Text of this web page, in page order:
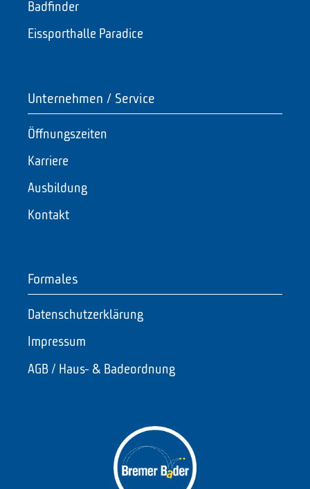
Badfinder
Eissporthalle Paradice
Unternehmen / Service
Öffnungszeiten
Karriere
Ausbildung
Kontakt
Formales
Datenschutzerklärung
Impressum
AGB / Haus- & Badeordnung